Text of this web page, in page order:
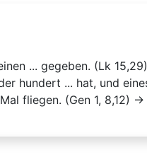
... gegeben. (Lk
hundert ... hat, und
fliegen. (Gen 1, 8,12) →